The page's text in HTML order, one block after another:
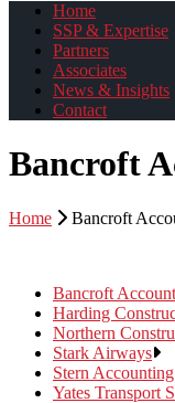
Home
SSP & Expertise
Partners
Associates
News & Insights
Contact
Bancroft
Home Bancroft
Bancroft
Harding
Northern
Stark Airways
Stern Accounting
Yates Transport